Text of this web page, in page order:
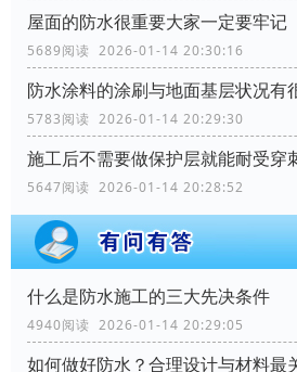
屋面的防水很重要大家一定要牢记
5689阅读 2026-01-14 20:30:16
防水涂料的涂刷与地面基层状况有
5783阅读 2026-01-14 20:29:30
施工后不需要做保护层就能耐受穿
5647阅读 2026-01-14 20:28:52
什么是防水施工的三大先决条件
4940阅读 2026-01-14 20:29:05
如何做好防水？合理设计与材料最